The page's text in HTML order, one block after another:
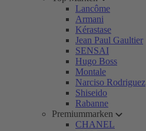
Lancôme
Armani
Kérastase
Jean Paul Gaultier
SENSAI
Hugo Boss
Montale
Narciso Rodriguez
Shiseido
Rabanne
Premiummarken
CHANEL